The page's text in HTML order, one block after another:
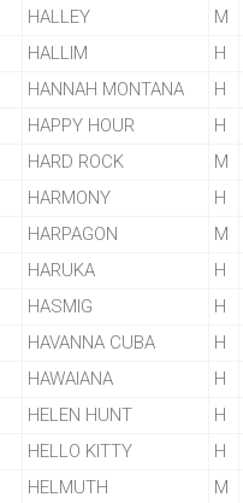
HALLEY M
HALLIM H
HANNAH MONTANA H
HAPPY HOUR H
HARD ROCK M
HARMONY H
HARPAGON M
HARUKA H
HASMIG H
HAVANNA CUBA H
HAWAIANA H
HELEN HUNT H
HELLO KITTY H
HELMUTH M